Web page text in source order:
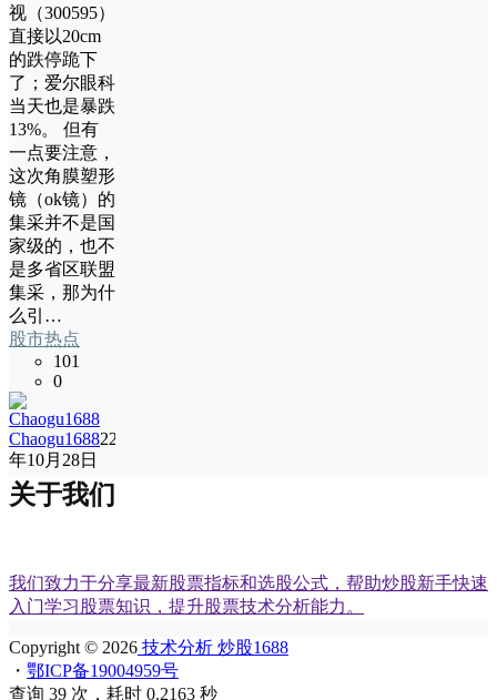
视（300595）
直接以20cm
的跌停跪下
了；爱尔眼科
当天也是暴跌
13%。 但有
一点要注意，
这次角膜塑形
镜（ok镜）的
集采并不是国
家级的，也不
是多省区联盟
集采，那为什
么引…
股市热点
101
0
Chaogu168822
年10月28日
关于我们
我们致力于分享最新股票指标和选股公式，帮助炒股新手快速
入门学习股票知识，提升股票技术分析能力。
Copyright © 2026 技术分析 炒股1688
・ 鄂ICP备19004959号
查询 39 次，耗时 0.2163 秒